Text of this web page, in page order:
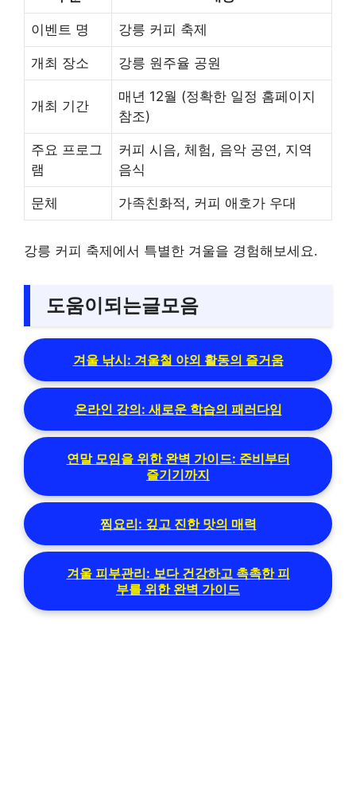
이벤트 명 강릉 커피 축제
개최 장소 강릉 원주율 공원
개최 기간
매년 12월 (정확한 일정 홈페이지
참조)
주요 프로그
램
커피 시음, 체험, 음악 공연, 지역
음식
문체 가족친화적, 커피 애호가 우대
강릉 커피 축제에서 특별한 겨울을 경험해보세요.
도움이되는글모음
겨울 낚시: 겨울철 야외 활동의 즐거움
온라인 강의: 새로운 학습의 패러다임
연말 모임을 위한 완벽 가이드: 준비부터
즐기기까지
찜요리: 깊고 진한 맛의 매력
겨울 피부관리: 보다 건강하고 촉촉한 피
부를 위한 완벽 가이드